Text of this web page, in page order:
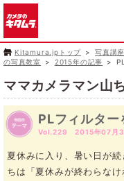
Kitamura.jpトップ 写真講
の写真教室
2015年の記事
ママカメラマン山
PLフィルター
Vol.229 2015年07月
夏休みに入り、暑い日が
ちは「夏休みが終わらな